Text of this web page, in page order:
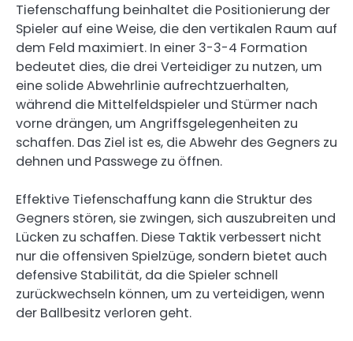
Tiefenschaffung beinhaltet die Positionierung der
Spieler auf eine Weise, die den vertikalen Raum auf
dem Feld maximiert. In einer 3-3-4 Formation
bedeutet dies, die drei Verteidiger zu nutzen, um
eine solide Abwehrlinie aufrechtzuerhalten,
während die Mittelfeldspieler und Stürmer nach
vorne drängen, um Angriffsgelegenheiten zu
schaffen. Das Ziel ist es, die Abwehr des Gegners zu
dehnen und Passwege zu öffnen.
Effektive Tiefenschaffung kann die Struktur des
Gegners stören, sie zwingen, sich auszubreiten und
Lücken zu schaffen. Diese Taktik verbessert nicht
nur die offensiven Spielzüge, sondern bietet auch
defensive Stabilität, da die Spieler schnell
zurückwechseln können, um zu verteidigen, wenn
der Ballbesitz verloren geht.